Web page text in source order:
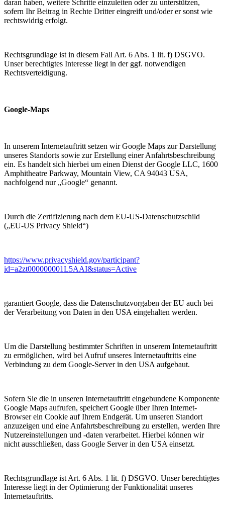
daran haben, weitere Schritte einzuleiten oder zu unterstützen,
sofern Ihr Beitrag in Rechte Dritter eingreift und/oder er sonst wie
rechtswidrig erfolgt.
Rechtsgrundlage ist in diesem Fall Art. 6 Abs. 1 lit. f) DSGVO.
Unser berechtigtes Interesse liegt in der ggf. notwendigen
Rechtsverteidigung.
Google-Maps
In unserem Internetauftritt setzen wir Google Maps zur Darstellung
unseres Standorts sowie zur Erstellung einer Anfahrtsbeschreibung
ein. Es handelt sich hierbei um einen Dienst der Google LLC, 1600
Amphitheatre Parkway, Mountain View, CA 94043 USA,
nachfolgend nur „Google“ genannt.
Durch die Zertifizierung nach dem EU-US-Datenschutzschild
(„EU-US Privacy Shield“)
https://www.privacyshield.gov/participant?
id=a2zt000000001L5AAI&status=Active
garantiert Google, dass die Datenschutzvorgaben der EU auch bei
der Verarbeitung von Daten in den USA eingehalten werden.
Um die Darstellung bestimmter Schriften in unserem Internetauftritt
zu ermöglichen, wird bei Aufruf unseres Internetauftritts eine
Verbindung zu dem Google-Server in den USA aufgebaut.
Sofern Sie die in unseren Internetauftritt eingebundene Komponente
Google Maps aufrufen, speichert Google über Ihren Internet-
Browser ein Cookie auf Ihrem Endgerät. Um unseren Standort
anzuzeigen und eine Anfahrtsbeschreibung zu erstellen, werden Ihre
Nutzereinstellungen und -daten verarbeitet. Hierbei können wir
nicht ausschließen, dass Google Server in den USA einsetzt.
Rechtsgrundlage ist Art. 6 Abs. 1 lit. f) DSGVO. Unser berechtigtes
Interesse liegt in der Optimierung der Funktionalität unseres
Internetauftritts.